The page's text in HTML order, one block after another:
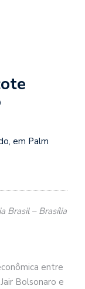
em Palm
Brasil – Brasília
entre
Bolsonaro e